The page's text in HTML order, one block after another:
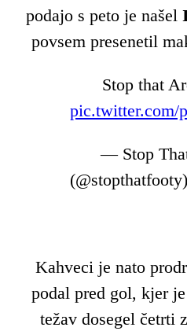
podajo s peto je našel
povsem presenetil
Stop that
pic.twitter.com/
— Stop
(@stopthatfooty)
Kahveci je nato
podal pred gol, kjer je
težav dosegel četrti